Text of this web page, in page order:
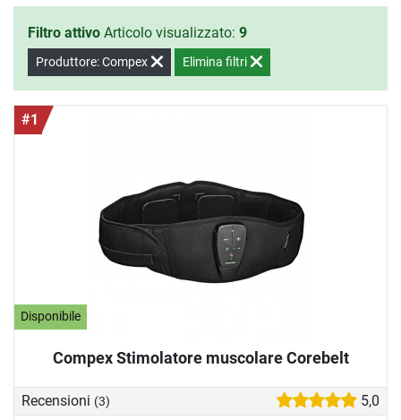
Filtro attivo Articolo visualizzato: 9
Produttore: Compex Elimina filtri
#1
Disponibile
Compex Stimolatore muscolare Corebelt
Recensioni (3) 5,0